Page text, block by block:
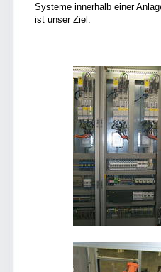
Systeme innerhalb einer
ist unser Ziel.